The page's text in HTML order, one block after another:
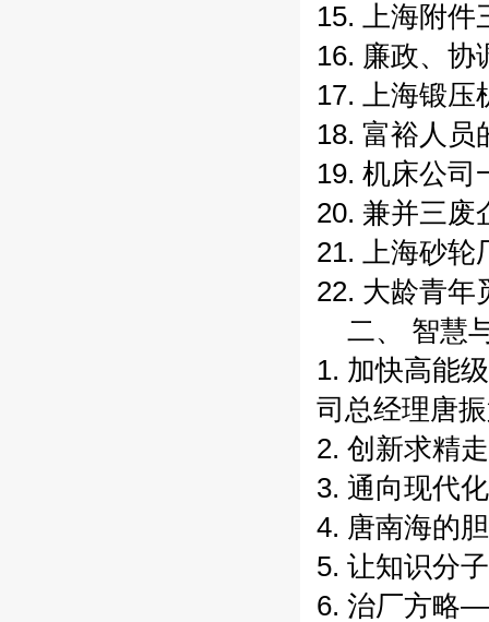
15. 上海附件
16. 廉政、协
17. 上海锻压
18. 富裕人
19. 机床公司
20. 兼并三废
21. 上海砂轮
22. 大龄青年
二、 智慧
1. 加快高能
司总经理唐
2. 创新求精
3. 通向现代
4. 唐南海的
5. 让知识分
6. 治厂方略